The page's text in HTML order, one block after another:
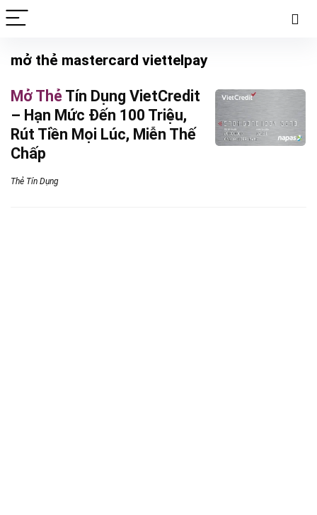
mở thẻ mastercard viettelpay
Mở Thẻ Tín Dụng VietCredit
– Hạn Mức Đến 100 Triệu,
Rút Tiền Mọi Lúc, Miễn Thế
Chấp
Thẻ Tín Dụng